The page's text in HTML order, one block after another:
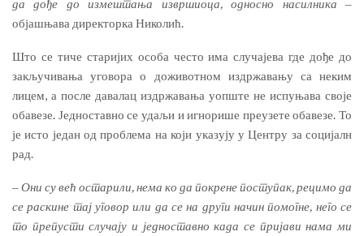
да дође до измештања извршиоца, односно насилника ‒
објашњава директорка Николић.
Што се тиче старијих особа често има случајева где дође до
закључивања уговора о доживотном издржавању са неким
лицем, а после давалац издржавања уопште не испуњава своје
обавезе. Једноставно се удаљи и игнорише преузете обавезе. То
је исто један од проблема на који указују у Центру за социјалн
рад.
‒Они су већ остарили, нема ко да покрене поступак, рецимо да
се раскине тај уговор или да се на други начин помогне, него се
то препусти случају и једноставно када се пријави нама ми